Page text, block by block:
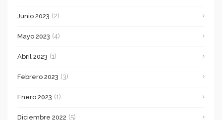
Junio 2023 (2)
Mayo 2023 (4)
Abril 2023 (1)
Febrero 2023 (3)
Enero 2023 (1)
Diciembre 2022 (5)